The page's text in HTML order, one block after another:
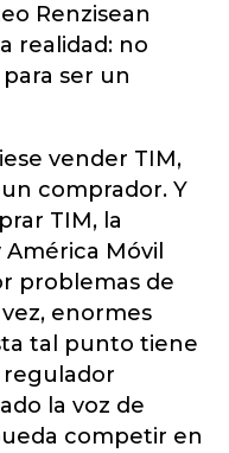
Renzisean
realidad: no
ser un
vender TIM,
comprador. Y
TIM, la
América Móvil
problemas de
enormes
tal punto tiene
la voz de
competir en